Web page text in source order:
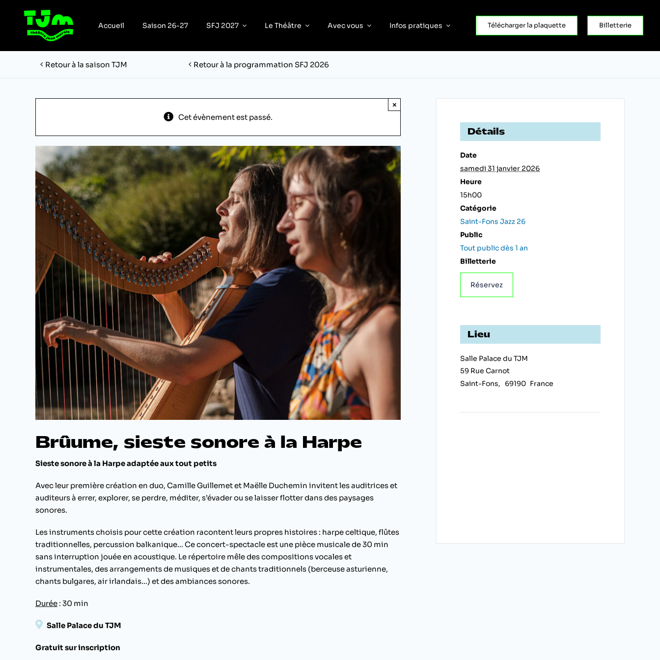
contenu
Accueil Saison 26-27 SFJ 2027 Le Théâtre Avec vous Infos pratiques Télécharger la plaquette Billetterie
Retour à la saison TJM Retour à la programmation SFJ 2026
Cet évènement est passé.
×
Brûume, sieste sonore à la Harpe
Sieste sonore à la Harpe adaptée aux tout petits
Avec leur première création en duo, Camille Guillemet et Maëlle Duchemin invitent les auditrices et
auditeurs à errer, explorer, se perdre, méditer, s’évader ou se laisser flotter dans des paysages
sonores.
Les instruments choisis pour cette création racontent leurs propres histoires : harpe celtique, flûtes
traditionnelles, percussion balkanique… Ce concert-spectacle est une pièce musicale de 30 min
sans interruption jouée en acoustique. Le répertoire mêle des compositions vocales et
instrumentales, des arrangements de musiques et de chants traditionnels (berceuse asturienne,
chants bulgares, air irlandais…) et des ambiances sonores.
Durée : 30 min
Salle Palace du TJM
Gratuit sur inscription
Détails
Date
samedi 31 janvier 2026
Heure
15h00
Catégorie
Saint-Fons Jazz 26
Public
Tout public dès 1 an
Billetterie
Réservez
Lieu
Salle Palace du TJM
59 Rue Carnot
Saint-Fons, 69190 France